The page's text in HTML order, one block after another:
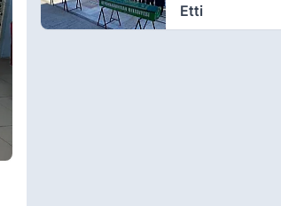
Etti